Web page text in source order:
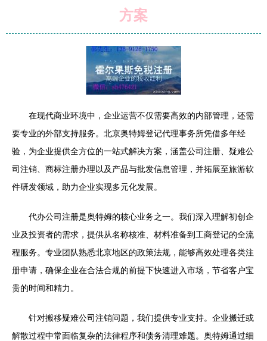
方案
在现代商业环境中，企业运营不仅需要高效的内部管理，还需
要专业的外部支持服务。北京奥特姆登记代理事务所凭借多年经
验，为企业提供全方位的一站式解决方案，涵盖公司注册、疑难公
司注销、商标注册办理以及产品与批发信息管理，并拓展至旅游软
件研发领域，助力企业实现多元化发展。
代办公司注册是奥特姆的核心业务之一。我们深入理解初创企
业及投资者的需求，提供从名称核准、材料准备到工商登记的全流
程服务。专业团队熟悉北京地区的政策法规，能够高效处理各类注
册申请，确保企业在合法合规的前提下快速进入市场，节省客户宝
贵的时间和精力。
针对搬移疑难公司注销问题，我们提供专业支持。企业搬迁或
解散过程中常面临复杂的法律程序和债务清理难题。奥特姆通过细